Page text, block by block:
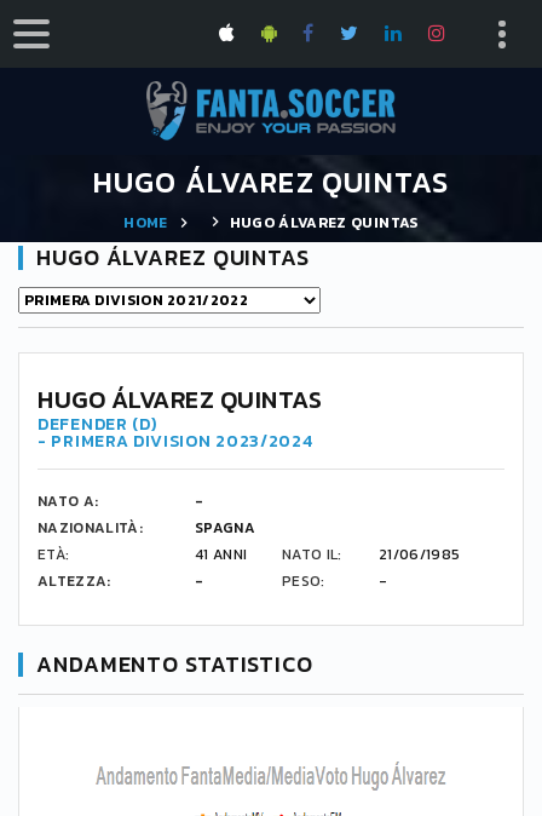
HUGO ÁLVAREZ QUINTAS
HOME HUGO ÁLVAREZ QUINTAS
HUGO ÁLVAREZ QUINTAS
33
HUGO ÁLVAREZ QUINTAS
DEFENDER (D)
- PRIMERA DIVISION 2023/2024
NATO A:
-
NAZIONALITÀ:
SPAGNA
ETÀ:
41 ANNI NATO IL:
21/06/1985
ALTEZZA:
- PESO: -
ANDAMENTO STATISTICO